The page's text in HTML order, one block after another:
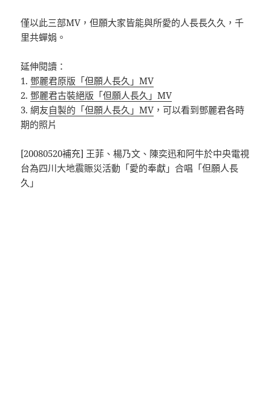
僅以此三部MV，但願大家皆能與所愛的人長長久久，千
里共蟬娟。
延伸閱讀：
1. 鄧麗君原版「但願人長久」MV
2. 鄧麗君古裝絕版「但願人長久」MV
3. 網友自製的「但願人長久」MV ，可以看到鄧麗君各時
期的照片
[20080520補充] 王菲、楊乃文、陳奕迅和阿牛於中央電視
台為四川大地震賑災活動「愛的奉獻」合唱「但願人長
久」